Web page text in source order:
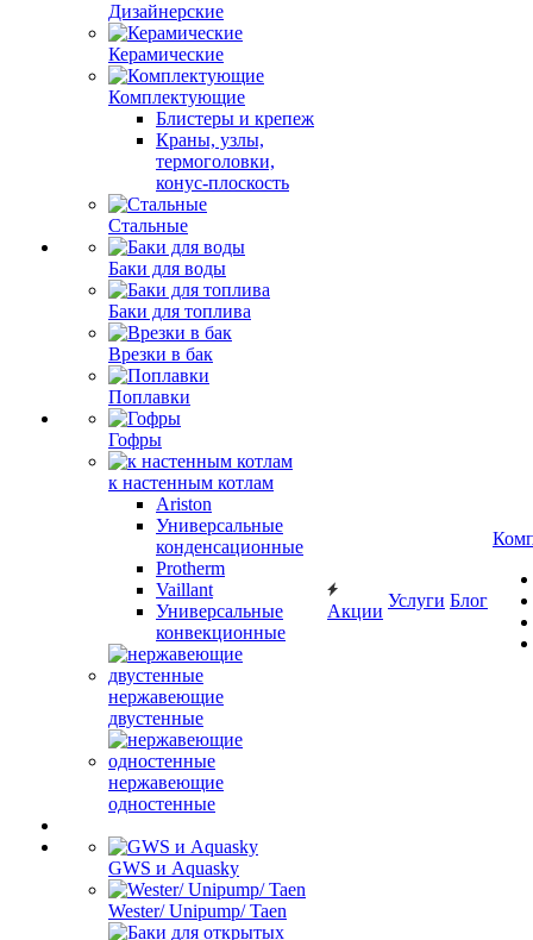
Дизайнерские
Керамические
Комплектующие
Блистеры и крепеж
Краны, узлы,
термоголовки,
конус-плоскость
Стальные
Баки для воды
Баки для топлива
Врезки в бак
Поплавки
Гофры
к настенным котлам
Ariston
Универсальные
конденсационные
Protherm
Vaillant
Универсальные
конвекционные
нержавеющие
двустенные
нержавеющие
одностенные
GWS и Aquasky
Wester/ Unipump/ Taen
Акции
Услуги Блог